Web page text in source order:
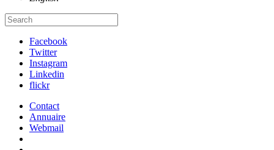
Facebook
Twitter
Instagram
Linkedin
flickr
Contact
Annuaire
Webmail